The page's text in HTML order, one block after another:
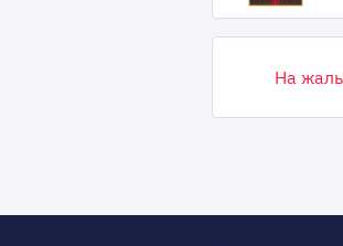
На